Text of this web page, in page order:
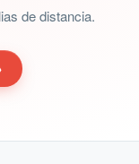
de distancia.